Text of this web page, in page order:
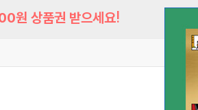
원 상품권 받으세요!